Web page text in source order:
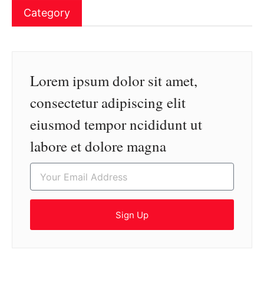
Category
Lorem ipsum dolor sit amet,
consectetur adipiscing elit
eiusmod tempor ncididunt ut
labore et dolore magna
Sign Up